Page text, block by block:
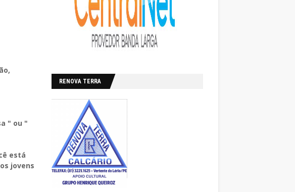
" ou "
está
jovens
RENOVA TERRA